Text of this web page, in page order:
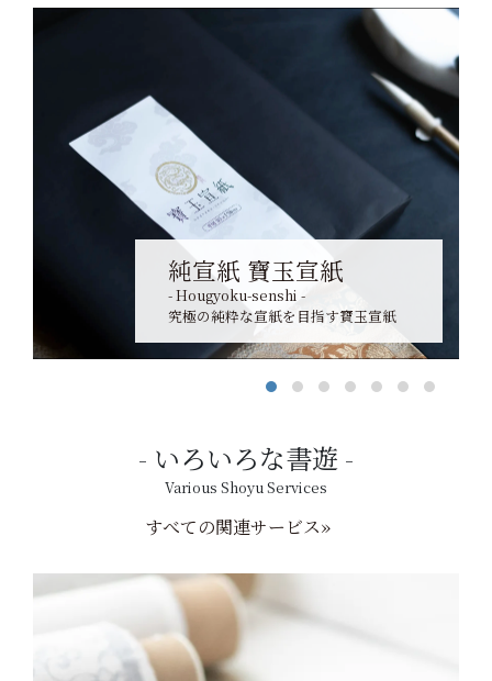
純宣紙 寶玉宣紙
- Hougyoku-senshi -
究極の純粋な宣紙を目指す寶玉宣紙
いろいろな書遊
Various Shoyu Services
すべての関連サービス»